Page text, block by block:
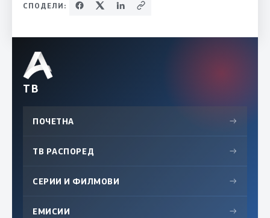
СПОДЕЛИ:
ТВ
ПОЧЕТНА →
ТВ РАСПОРЕД →
СЕРИИ И ФИЛМОВИ →
ЕМИСИИ →